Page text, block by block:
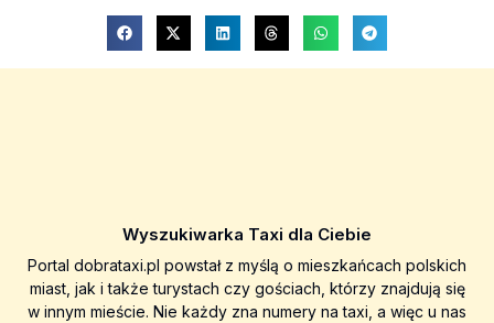
Wyszukiwarka Taxi dla Ciebie
Portal dobrataxi.pl powstał z myślą o mieszkańcach polskich
miast, jak i także turystach czy gościach, którzy znajdują się
w innym mieście. Nie każdy zna numery na taxi, a więc u nas